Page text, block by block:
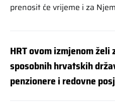
prenosit će vrijeme i za
HRT ovom izmjenom
sposobnih hrvatskih
penzionere i redovne